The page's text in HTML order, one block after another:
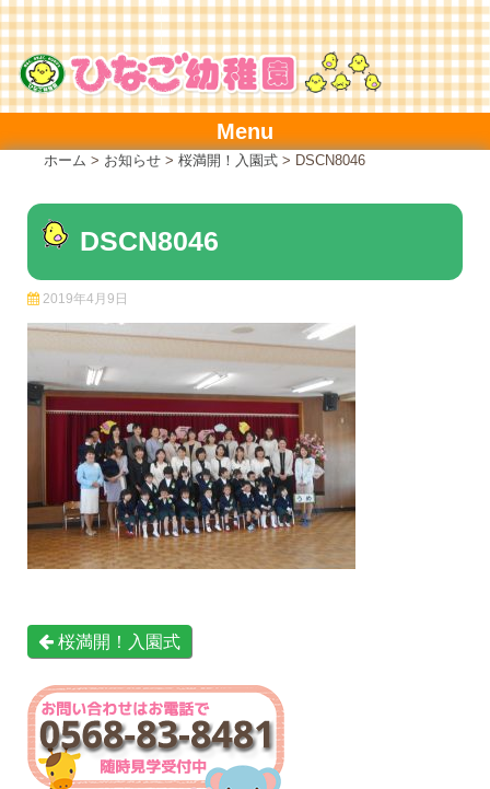
Skip
to
content
Menu
ホーム > お知らせ > 桜満開！入園式 > DSCN8046
DSCN8046
2019年4月9日
桜満開！入園式